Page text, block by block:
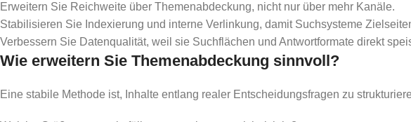
Erweitern Sie Reichweite über Themenabdeckung, nicht nur über mehr Kanäle.
Stabilisieren Sie Indexierung und interne Verlinkung, damit Suchsysteme
Verbessern Sie Datenqualität, weil sie Suchflächen und Antwortformate direkt
Wie erweitern Sie Themenabdeckung sinnvoll?
Eine stabile Methode ist, Inhalte entlang realer Entscheidungsfragen zu